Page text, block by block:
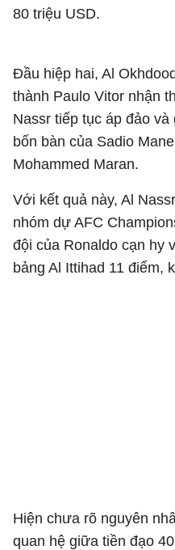
80 triệu USD.
Đầu hiệp hai, Al
thành Paulo Vitor nhận
Nassr tiếp tục áp đảo
bốn bàn của Sadio
Mohammed Maran.
Với kết quả này, Al
nhóm dự AFC
đội của Ronaldo cạn hy
bảng Al Ittihad 11 điểm,
Hiện chưa rõ nguyên
quan hệ giữa tiền đạo